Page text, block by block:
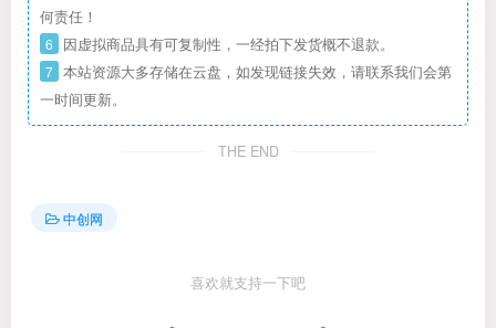
何责任！
6 因虚拟商品具有可复制性，一经拍下发货概不退款。
7 本站资源大多存储在云盘，如发现链接失效，请联系我们会第
一时间更新。
THE END
中创网
喜欢就支持一下吧